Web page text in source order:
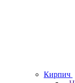
Кирпич